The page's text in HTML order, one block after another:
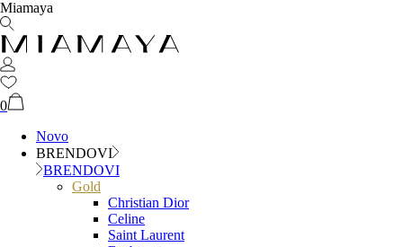
Miamaya
0
Novo
BRENDOVI
BRENDOVI
Gold
Christian Dior
Celine
Saint Laurent